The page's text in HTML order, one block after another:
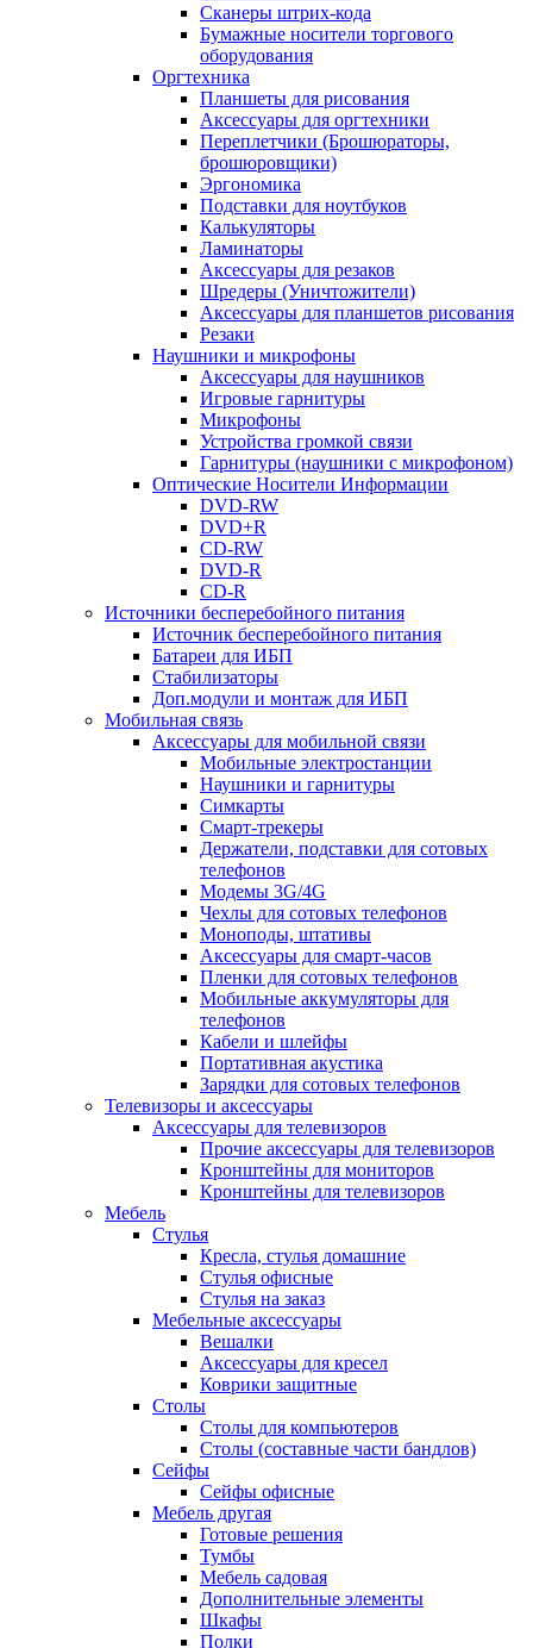
Сканеры штрих-кода
Бумажные носители торгового
оборудования
Оргтехника
Планшеты для рисования
Аксессуары для оргтехники
Переплетчики (Брошюраторы,
брошюровщики)
Эргономика
Подставки для ноутбуков
Калькуляторы
Ламинаторы
Аксессуары для резаков
Шредеры (Уничтожители)
Аксессуары для планшетов рисования
Резаки
Наушники и микрофоны
Аксессуары для наушников
Игровые гарнитуры
Микрофоны
Устройства громкой связи
Гарнитуры (наушники с микрофоном)
Оптические Носители Информации
DVD-RW
DVD+R
CD-RW
DVD-R
CD-R
Источники бесперебойного питания
Источник бесперебойного питания
Батареи для ИБП
Стабилизаторы
Доп.модули и монтаж для ИБП
Мобильная связь
Аксессуары для мобильной связи
Мобильные электростанции
Наушники и гарнитуры
Симкарты
Смарт-трекеры
Держатели, подставки для сотовых
телефонов
Модемы 3G/4G
Чехлы для сотовых телефонов
Моноподы, штативы
Аксессуары для смарт-часов
Пленки для сотовых телефонов
Мобильные аккумуляторы для
телефонов
Кабели и шлейфы
Портативная акустика
Зарядки для сотовых телефонов
Телевизоры и аксессуары
Аксессуары для телевизоров
Прочие аксессуары для телевизоров
Кронштейны для мониторов
Кронштейны для телевизоров
Мебель
Стулья
Кресла, стулья домашние
Стулья офисные
Стулья на заказ
Мебельные аксессуары
Вешалки
Аксессуары для кресел
Коврики защитные
Столы
Столы для компьютеров
Столы (составные части бандлов)
Сейфы
Сейфы офисные
Мебель другая
Готовые решения
Тумбы
Мебель садовая
Дополнительные элементы
Шкафы
Полки